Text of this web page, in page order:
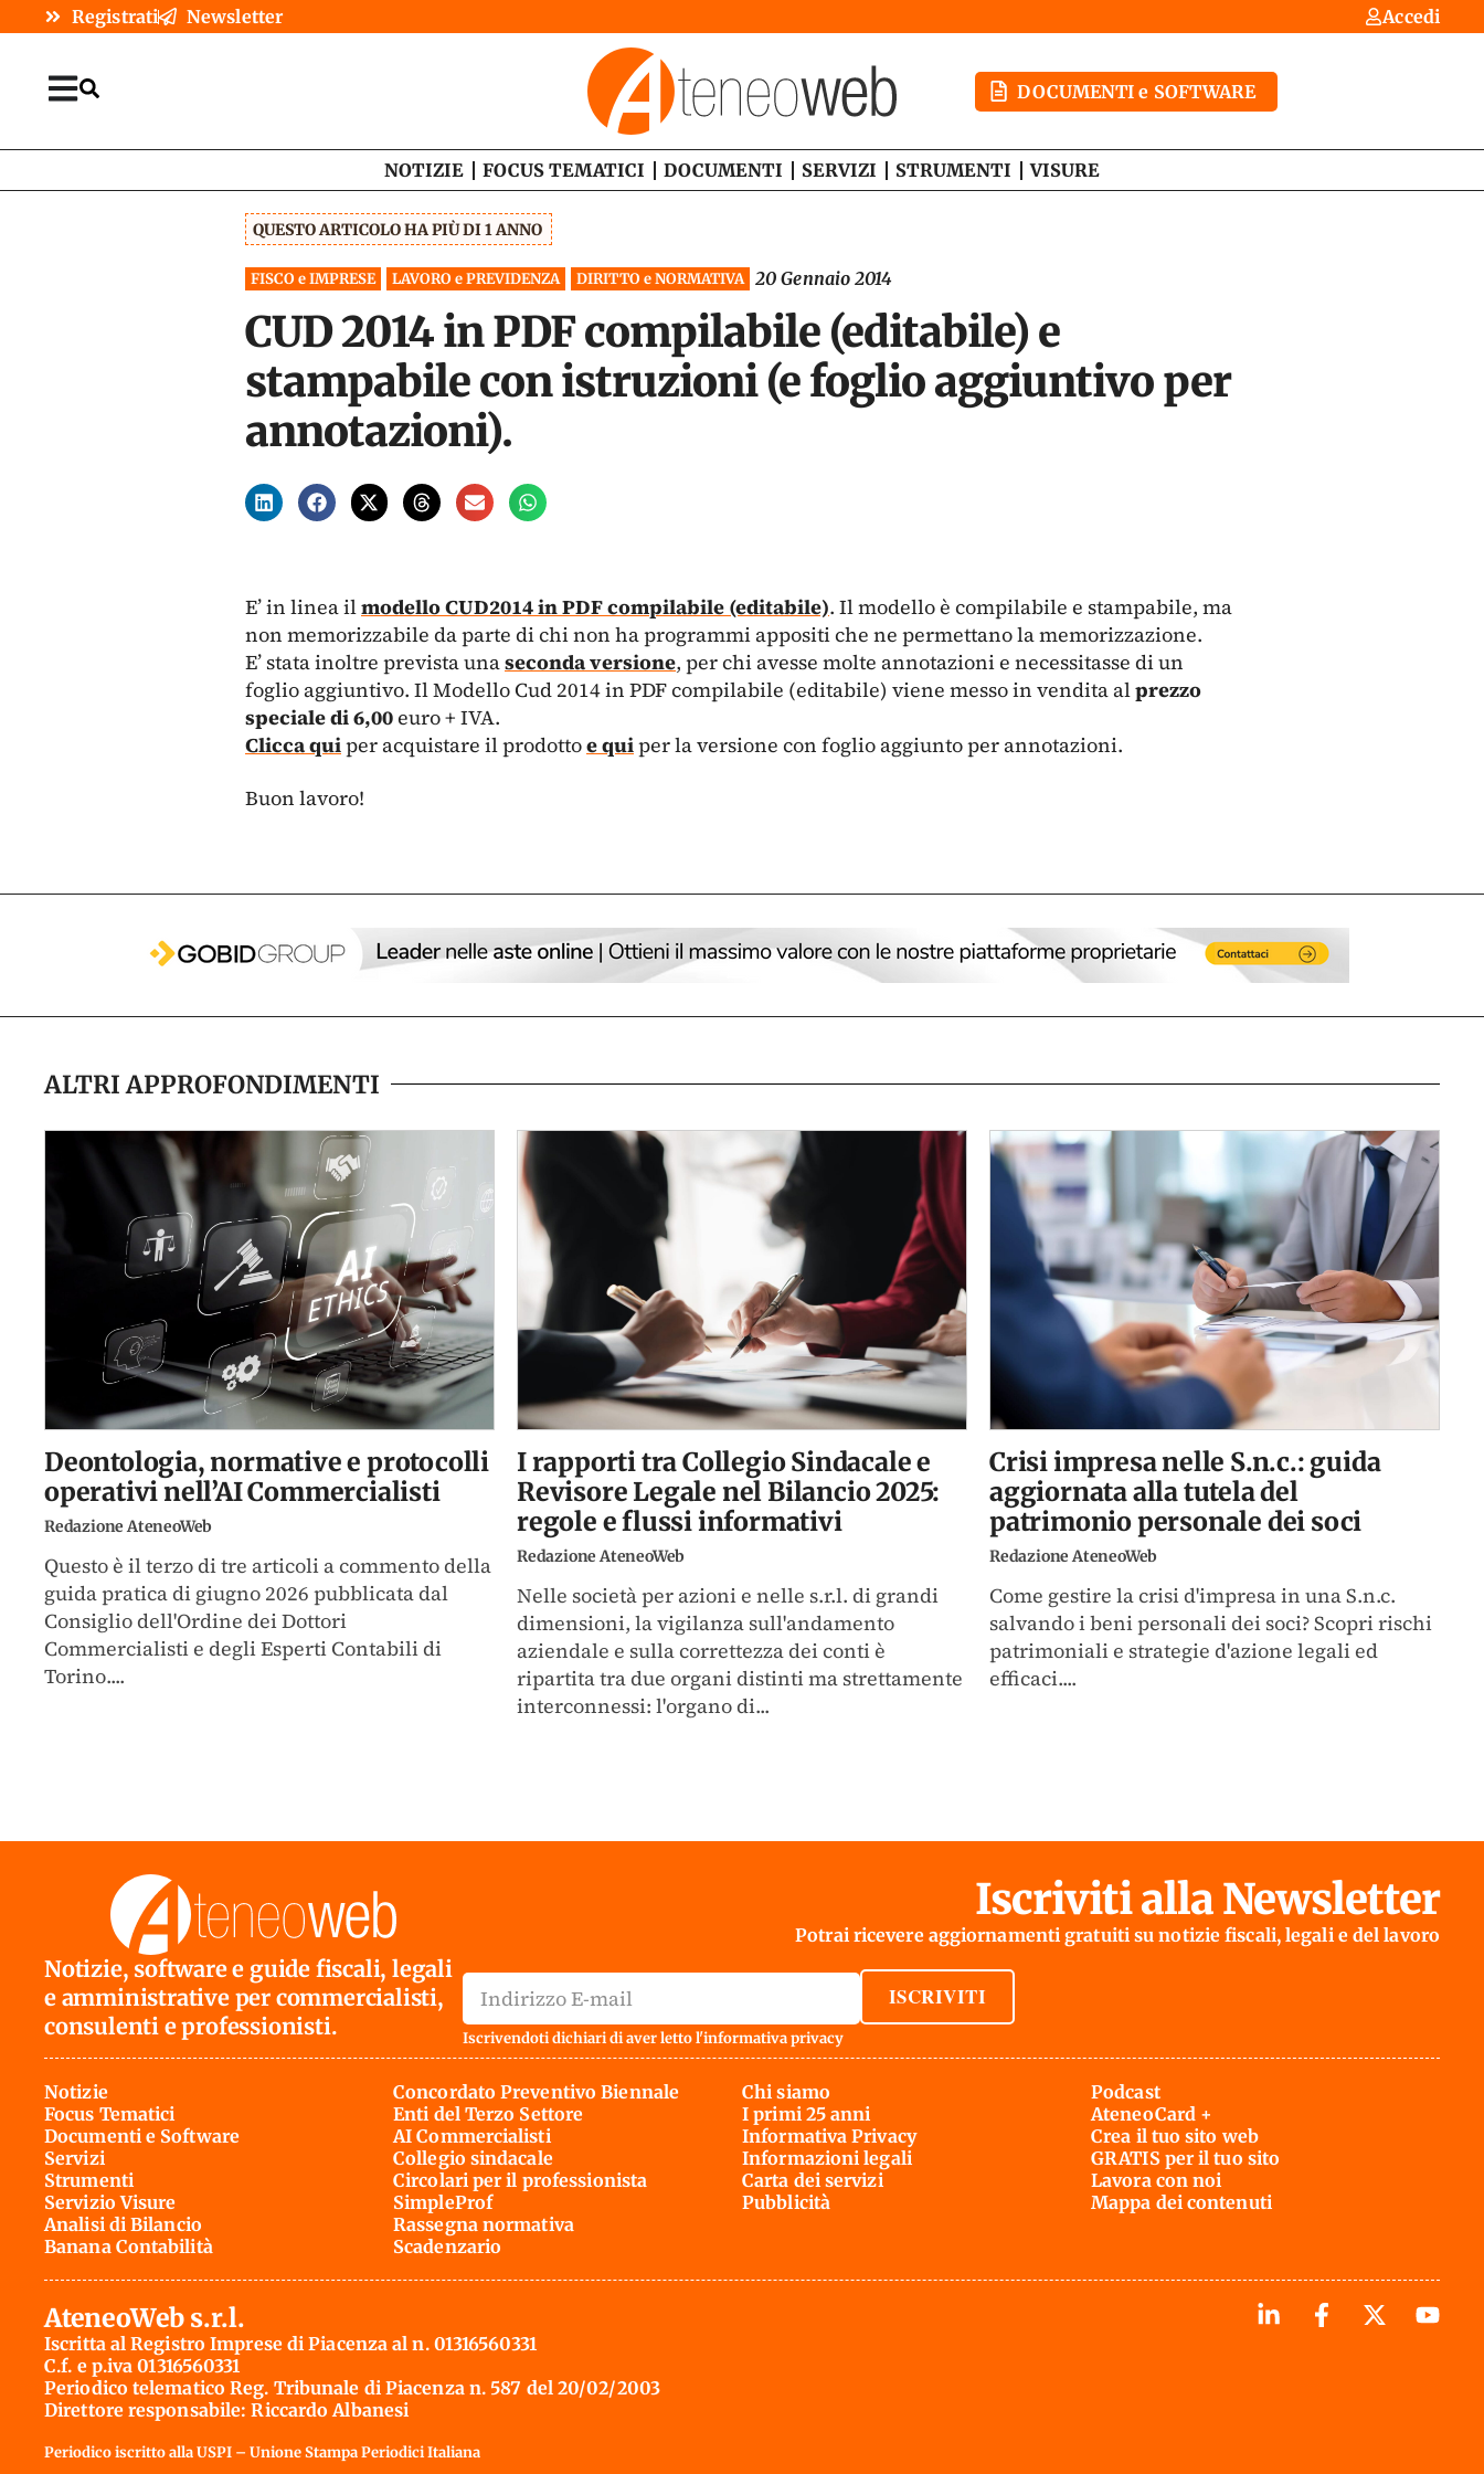
Registrati Newsletter Accedi
DOCUMENTI e SOFTWARE
NOTIZIE FOCUS TEMATICI DOCUMENTI SERVIZI STRUMENTI VISURE
QUESTO ARTICOLO HA PIÙ DI 1 ANNO
FISCO e IMPRESE LAVORO e PREVIDENZA DIRITTO e NORMATIVA 20 Gennaio 2014
CUD 2014 in PDF compilabile (editabile) e
stampabile con istruzioni (e foglio aggiuntivo per
annotazioni).
E’ in linea ilmodello CUD2014 in PDF compilabile (editabile). Il modello è compilabile e stampabile, ma
non memorizzabile da parte di chi non ha programmi appositi che ne permettano la memorizzazione.
E’ stata inoltre prevista unaseconda versione, per chi avesse molte annotazioni e necessitasse di un
foglio aggiuntivo. Il Modello Cud 2014 in PDF compilabile (editabile) viene messo in vendita alprezzo
speciale di 6,00euro + IVA.
Clicca quiper acquistare il prodottoe quiper la versione con foglio aggiunto per annotazioni.
Buon lavoro!
ALTRI APPROFONDIMENTI
Deontologia, normative e protocolli
operativi nell’AI Commercialisti
Redazione AteneoWeb
Questo è il terzo di tre articoli a commento della
guida pratica di giugno 2026 pubblicata dal
Consiglio dell'Ordine dei Dottori
Commercialisti e degli Esperti Contabili di
Torino....
I rapporti tra Collegio Sindacale e
Revisore Legale nel Bilancio 2025:
regole e flussi informativi
Redazione AteneoWeb
Nelle società per azioni e nelle s.r.l. di grandi
dimensioni, la vigilanza sull'andamento
aziendale e sulla correttezza dei conti è
ripartita tra due organi distinti ma strettamente
interconnessi: l'organo di...
Crisi impresa nelle S.n.c.: guida
aggiornata alla tutela del
patrimonio personale dei soci
Redazione AteneoWeb
Come gestire la crisi d'impresa in una S.n.c.
salvando i beni personali dei soci? Scopri rischi
patrimoniali e strategie d'azione legali ed
efficaci....
Notizie, software e guide fiscali, legali
e amministrative per commercialisti,
consulenti e professionisti.
Iscriviti alla Newsletter
Potrai ricevere aggiornamenti gratuiti su notizie fiscali, legali e del lavoro
ISCRIVITI
Iscrivendoti dichiari di aver letto l'informativa privacy
Notizie
Focus Tematici
Documenti e Software
Servizi
Strumenti
Servizio Visure
Analisi di Bilancio
Banana Contabilità
Concordato Preventivo Biennale
Enti del Terzo Settore
AI Commercialisti
Collegio sindacale
Circolari per il professionista
SimpleProf
Rassegna normativa
Scadenzario
Chi siamo
I primi 25 anni
Informativa Privacy
Informazioni legali
Carta dei servizi
Pubblicità
Podcast
AteneoCard +
Crea il tuo sito web
GRATIS per il tuo sito
Lavora con noi
Mappa dei contenuti
AteneoWeb s.r.l.
Iscritta al Registro Imprese di Piacenza al n. 01316560331
C.f. e p.iva 01316560331
Periodico telematico Reg. Tribunale di Piacenza n. 587 del 20/02/2003
Direttore responsabile: Riccardo Albanesi
Periodico iscritto alla USPI – Unione Stampa Periodici Italiana